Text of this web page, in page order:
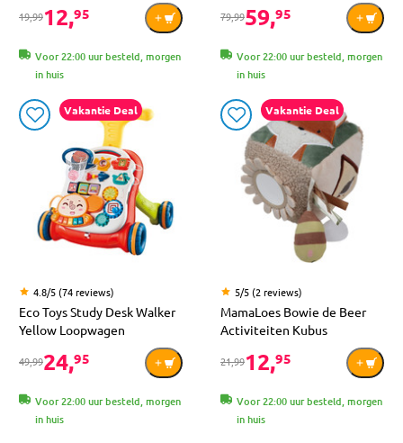
19,9912,95
Voor 22:00 uur besteld, morgen
in huis
79,9959,95
Voor 22:00 uur besteld, morgen
in huis
Vakantie Deal
4.8/5 (74 reviews)
Eco Toys Study Desk Walker
Yellow Loopwagen
49,9924,95
Voor 22:00 uur besteld, morgen
in huis
Vakantie Deal
5/5 (2 reviews)
MamaLoes Bowie de Beer
Activiteiten Kubus
21,9912,95
Voor 22:00 uur besteld, morgen
in huis